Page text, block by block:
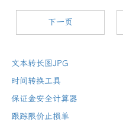
下一页
文本转长图JPG
时间转换工具
保证金安全计算器
跟踪限价止损单